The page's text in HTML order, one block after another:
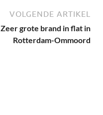
VOLGENDE ARTIKEL
Zeer grote brand in flat in
Rotterdam-Ommoord